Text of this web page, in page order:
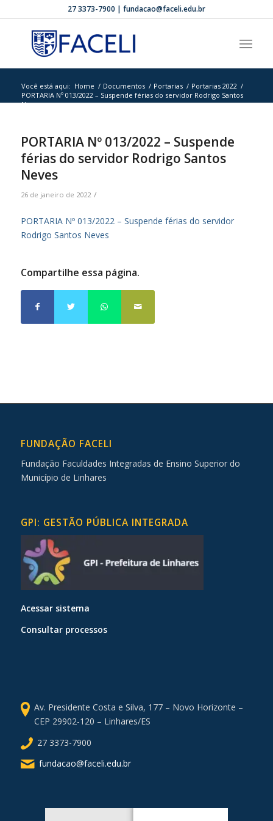
27 3373-7900 | fundacao@faceli.edu.br
Você está aqui: Home / Documentos / Portarias / Portarias 2022 /
PORTARIA Nº 013/2022 – Suspende férias do servidor Rodrigo Santos
N...
PORTARIA Nº 013/2022 – Suspende
férias do servidor Rodrigo Santos
Neves
26 de janeiro de 2022 /
PORTARIA Nº 013/2022 – Suspende férias do servidor
Rodrigo Santos Neves
Compartilhe essa página.
FUNDAÇÃO FACELI
Fundação Faculdades Integradas de Ensino Superior do
Município de Linhares
GPI: GESTÃO PÚBLICA INTEGRADA
Acessar sistema
Consultar processos
Av. Presidente Costa e Silva, 177 – Novo Horizonte –
CEP 29902-120 – Linhares/ES
27 3373-7900
fundacao@faceli.edu.br